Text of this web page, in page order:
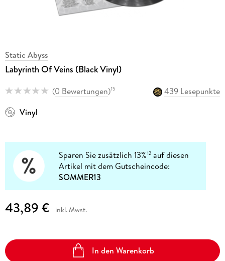
Static Abyss
Labyrinth Of Veins (Black Vinyl)
(0 Bewertungen)15
439 Lesepunkte
Vinyl
Sparen Sie zusätzlich 13%12 auf diesen
Artikel mit dem Gutscheincode:
SOMMER13
43,89 € inkl. Mwst.
In den Warenkorb